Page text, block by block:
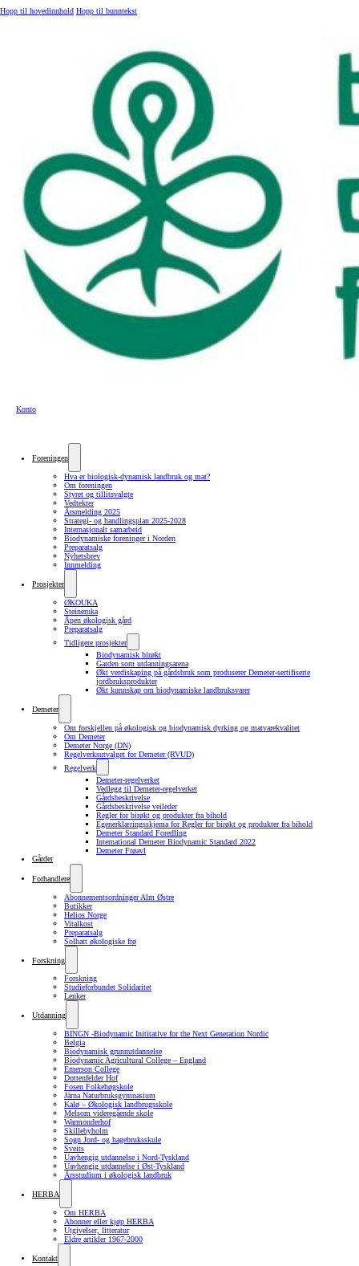
Hopp til hovedinnhold Hopp til bunntekst
Konto
Foreningen
Hva er biologisk-dynamisk landbruk og mat?
Om foreningen
Styret og tillitsvalgte
Vedtekter
Årsmelding 2025
Strategi- og handlingsplan 2025-2028
Internasjonalt samarbeid
Biodynamiske foreninger i Norden
Preparatsalg
Nyhetsbrev
Innmelding
Prosjekter
ØKOUKA
Steineruka
Åpen økologisk gård
Preparatsalg
Tidligere prosjekter
Biodynamisk birøkt
Garden som utdanningsarena
Økt verdiskaping på gårdsbruk som produserer Demeter-sertifiserte
jordbruksprodukter
Økt kunnskap om biodynamiske landbruksvarer
Demeter
Om forskjellen på økologisk og biodynamisk dyrking og matvarekvalitet
Om Demeter
Demeter Norge (DN)
Regelverksutvalget for Demeter (RVUD)
Regelverk
Demeter-regelverket
Vedlegg til Demeter-regelverket
Gårdsbeskrivelse
Gårdsbeskrivelse veileder
Regler for birøkt og produkter fra bihold
Egenerklæringsskjema for Regler for birøkt og produkter fra bihold
Demeter Standard Foredling
International Demeter Biodynamic Standard 2022
Demeter Frøavl
Gårder
Forhandlere
Abonnementsordninger Alm Østre
Butikker
Helios Norge
Vitalkost
Preparatsalg
Solhatt økologiske frø
Forskning
Forskning
Studieforbundet Solidaritet
Lenker
Utdanning
BINGN -Biodynamic Inititative for the Next Generation Nordic
Belgia
Biodynamisk grunnutdannelse
Biodynamic Agricultural College – England
Emerson College
Dottenfelder Hof
Fosen Folkehøgskole
Järna Naturbruksgymnasium
Kalø – Økologisk landbrugsskole
Melsom videregående skole
Warmonderhof
Skillebyholm
Sogn Jord- og hagebruksskule
Sveits
Uavhengig utdannelse i Nord-Tyskland
Uavhengig utdannelse i Øst-Tyskland
Årsstudium i økologisk landbruk
HERBA
Om HERBA
Abonner eller kjøp HERBA
Utgivelser, litteratur
Eldre artikler 1967-2000
Kontakt